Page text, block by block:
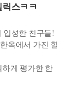
스ㅋㅋ
입성한 친구들!
옥에서 가진 힐
하게 평가한 한